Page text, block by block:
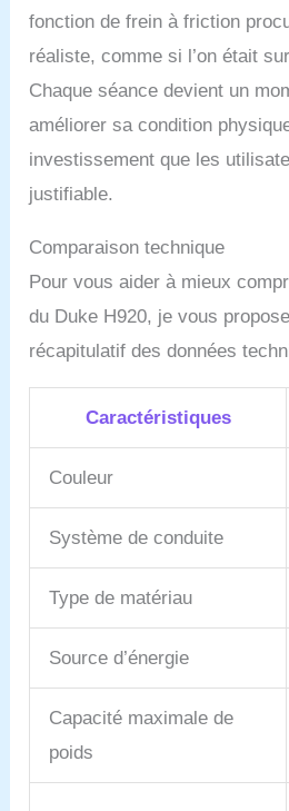
fonction de frein à friction
réaliste, comme si l’on était
Chaque séance devient un
améliorer sa condition
investissement que les
justifiable.
Comparaison technique
Pour vous aider à mieux
du Duke H920, je vous
récapitulatif des données
Caractéristiques
Couleur
Système de conduite
Type de matériau
Source d’énergie
Capacité maximale de
poids